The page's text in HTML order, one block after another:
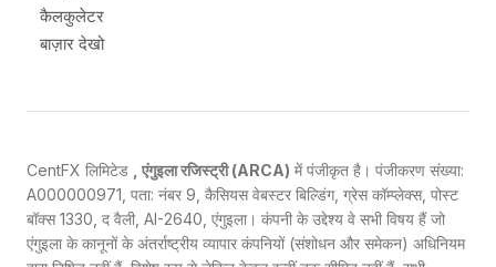
कैलकुलेटर
बाज़ार देखो
CentFX लिमिटेड , एंगुइला रजिस्ट्री (ARCA) में पंजीकृत है। पंजीकरण संख्या:
A000000971, पता: नंबर 9, कैसियस वेबस्टर बिल्डिंग, ग्रेस कॉम्प्लेक्स, पोस्ट
बॉक्स 1330, द वैली, AI-2640, एंगुइला। कंपनी के उद्देश्य वे सभी विषय हैं जो
एंगुइला के कानूनों के अंतर्राष्ट्रीय व्यापार कंपनियों (संशोधन और समेकन) अधिनियम